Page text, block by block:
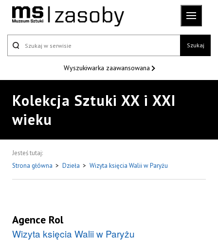
Szukaj
Wyszukiwarka zaawansowana
Kolekcja Sztuki XX i XXI
wieku
Jesteś tutaj:
Strona główna > Dzieła > Wizyta księcia Walii w Paryżu
Agence Rol
Wizyta księcia Walii w Paryżu